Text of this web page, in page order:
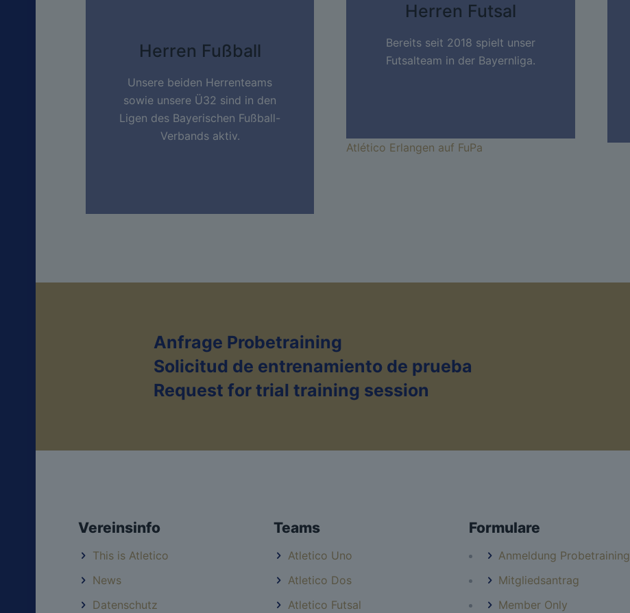
Herren Fußball
Unsere beiden Herrenteams
sowie unsere Ü32 sind in den
Ligen des Bayerischen Fußball-
Verbands aktiv.
Herren Futsal
Bereits seit 2018 spielt unser
Futsalteam in der Bayernliga.
Atlético Erlangen auf FuPa
Anfrage Probetraining
Solicitud de entrenamiento de prueba
Request for trial training session
Vereinsinfo
This is Atletico
News
Datenschutz
Teams
Atletico Uno
Atletico Dos
Atletico Futsal
Formulare
Anmeldung Probetraining
Mitgliedsantrag
Member Only